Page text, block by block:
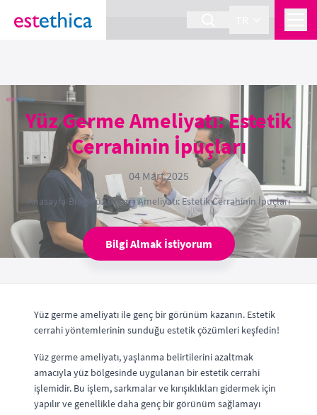
section Service {
Yüz Germe Ameliyatı: Estetik
Cerrahinin İpuçları
04 Mart 2025
Anasayfa›Blog Yüz Germe Ameliyatı: Estetik Cerrahinin İpuçları
Bilgi Almak İstiyorum
Yüz germe ameliyatı ile genç bir görünüm kazanın. Estetik
cerrahi yöntemlerinin sunduğu estetik çözümleri keşfedin!
Yüz germe ameliyatı, yaşlanma belirtilerini azaltmak
amacıyla yüz bölgesinde uygulanan bir estetik cerrahi
işlemidir. Bu işlem, sarkmalar ve kırışıklıkları gidermek için
yapılır ve genellikle daha genç bir görünüm sağlamayı